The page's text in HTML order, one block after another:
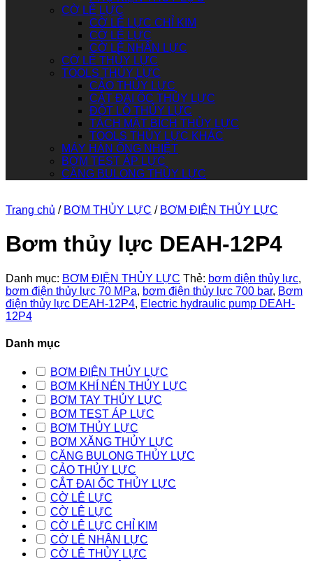
CỜ LÊ LỰC
CỜ LÊ LỰC CHỈ KIM
CỜ LÊ LỰC
CỜ LÊ NHÂN LỰC
CỜ LÊ THỦY LỰC
TOOLS THỦY LỰC
CẢO THỦY LỰC
CẮT ĐAI ỐC THỦY LỰC
ĐỘT LỖ THỦY LỰC
TÁCH MẶT BÍCH THỦY LỰC
TOOLS THỦY LỰC KHÁC
MÁY HÀN ỐNG NHIỆT
BƠM TEST ÁP LỰC
CĂNG BULONG THỦY LỰC
Trang chủ / BƠM THỦY LỰC / BƠM ĐIỆN THỦY LỰC
Bơm thủy lực DEAH-12P4
Danh mục: BƠM ĐIỆN THỦY LỰC Thẻ: bơm điện thủy lực,
bơm điện thủy lực 70 MPa, bơm điện thủy lực 700 bar, Bơm
điện thủy lực DEAH-12P4, Electric hydraulic pump DEAH-
12P4
Danh mục
BƠM ĐIỆN THỦY LỰC
BƠM KHÍ NÉN THỦY LỰC
BƠM TAY THỦY LỰC
BƠM TEST ÁP LỰC
BƠM THỦY LỰC
BƠM XĂNG THỦY LỰC
CĂNG BULONG THỦY LỰC
CẢO THỦY LỰC
CẮT ĐAI ỐC THỦY LỰC
CỜ LÊ LỰC
CỜ LÊ LỰC
CỜ LÊ LỰC CHỈ KIM
CỜ LÊ NHÂN LỰC
CỜ LÊ THỦY LỰC